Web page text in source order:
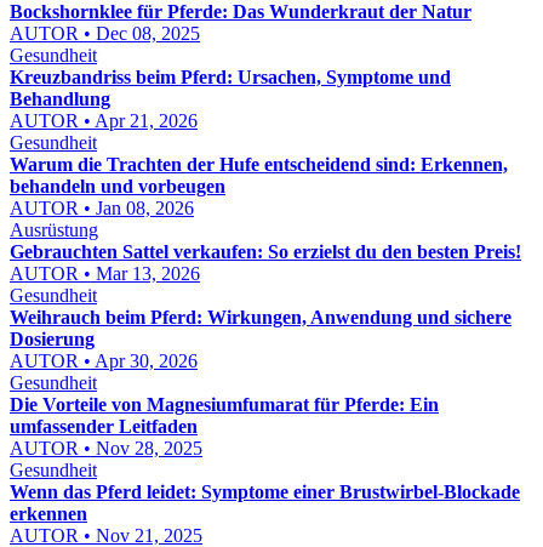
Bockshornklee für Pferde: Das Wunderkraut der Natur
AUTOR • Dec 08, 2025
Gesundheit
Kreuzbandriss beim Pferd: Ursachen, Symptome und
Behandlung
AUTOR • Apr 21, 2026
Gesundheit
Warum die Trachten der Hufe entscheidend sind: Erkennen,
behandeln und vorbeugen
AUTOR • Jan 08, 2026
Ausrüstung
Gebrauchten Sattel verkaufen: So erzielst du den besten Preis!
AUTOR • Mar 13, 2026
Gesundheit
Weihrauch beim Pferd: Wirkungen, Anwendung und sichere
Dosierung
AUTOR • Apr 30, 2026
Gesundheit
Die Vorteile von Magnesiumfumarat für Pferde: Ein
umfassender Leitfaden
AUTOR • Nov 28, 2025
Gesundheit
Wenn das Pferd leidet: Symptome einer Brustwirbel-Blockade
erkennen
AUTOR • Nov 21, 2025